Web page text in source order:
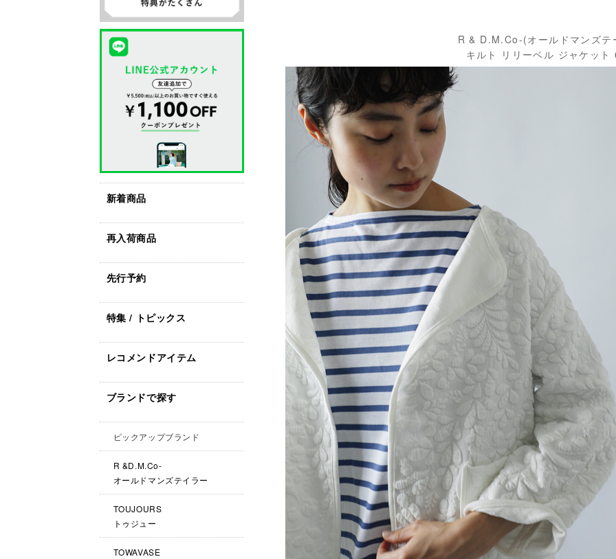
新着商品
再入荷商品
先行予約
特集 / トピックス
レコメンドアイテム
ブランドで探す
ピックアップブランド
R &D.M.Co-
オールドマンズテイラー
TOUJOURS
トゥジュー
TOWAVASE
R & D.M.Co-(オールドマンズテ
キルト リリーベル ジャケッ